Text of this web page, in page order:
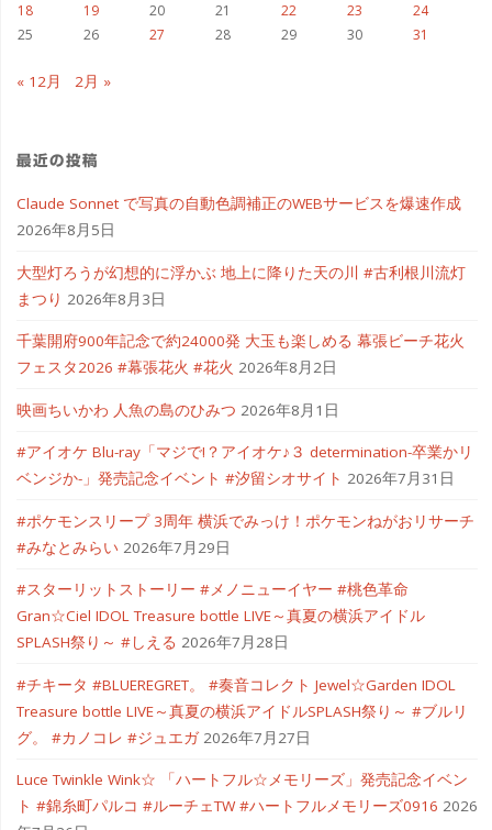
18
19 20 21 22 23
24
25
26 27 28 29 30 31
« 12月 2月 »
最近の投稿
Claude Sonnet で写真の自動色調補正のWEBサービスを爆速作成
2026年8月5日
大型灯ろうが幻想的に浮かぶ 地上に降りた天の川 #古利根川流灯
まつり 2026年8月3日
千葉開府900年記念で約24000発 大玉も楽しめる 幕張ビーチ花火
フェスタ2026 #幕張花火 #花火 2026年8月2日
映画ちいかわ 人魚の島のひみつ 2026年8月1日
#アイオケ Blu-ray「マジで!？アイオケ♪３ determination-卒業かリ
ベンジか-」発売記念イベント #汐留シオサイト 2026年7月31日
#ポケモンスリープ 3周年 横浜でみっけ！ポケモンねがおリサーチ
#みなとみらい 2026年7月29日
#スターリットストーリー #メノニューイヤー #桃色革命
Gran☆Ciel IDOL Treasure bottle LIVE～真夏の横浜アイドル
SPLASH祭り～ #しえる 2026年7月28日
#チキータ #BLUEREGRET。 #奏音コレクト Jewel☆Garden IDOL
Treasure bottle LIVE～真夏の横浜アイドルSPLASH祭り～ #ブルリ
グ。 #カノコレ #ジュエガ 2026年7月27日
Luce Twinkle Wink☆ 「ハートフル☆メモリーズ」発売記念イベン
ト #錦糸町パルコ #ルーチェTW #ハートフルメモリーズ0916 2026